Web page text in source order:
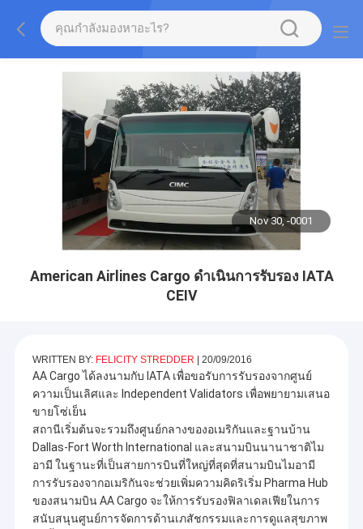
Nov 30, -0001
American Airlines Cargo ดำเนินการรับรอง IATA
CEIV
WRITTEN BY: FELICITY STREDDER 20/09/2016
AA Cargo ได้ลงนามกับ IATA เพื่อขอรับการรับรองจากศูนย์
ความเป็นเลิศและ Independent Validators เพื่อพยายามเสนอ
ขายโซ่เย็น
สถานีเริ่มต้นจะรวมถึงศูนย์กลางของอเมริกันและฐานบ้าน
Dallas-Fort Worth International และสนามบินนานาชาติไม
อามี ในฐานะที่เป็นสายการบินที่ใหญ่ที่สุดที่สนามบินไมอามี
การรับรองจากอเมริกันจะช่วยเพิ่มความคิดริเริ่ม Pharma Hub
ของสนามบิน AA Cargo จะให้การรับรองฟิลาเดลเฟียในการ
สนับสนุนศูนย์การจัดการด้านเภสัชกรรมและการดูแลสุขภาพ